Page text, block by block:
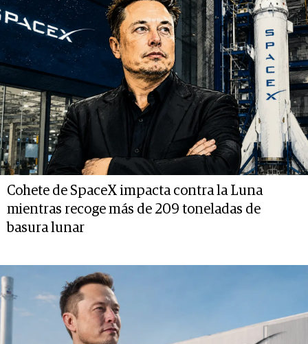
Cohete de SpaceX impacta contra la Luna
mientras recoge más de 209 toneladas de
basura lunar